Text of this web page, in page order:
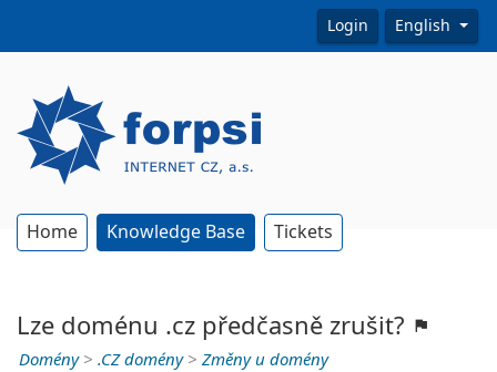
Login English
Home Knowledge Base Tickets
Lze doménu .cz předčasně zrušit?
Domény> .CZ domény> Změny u domény